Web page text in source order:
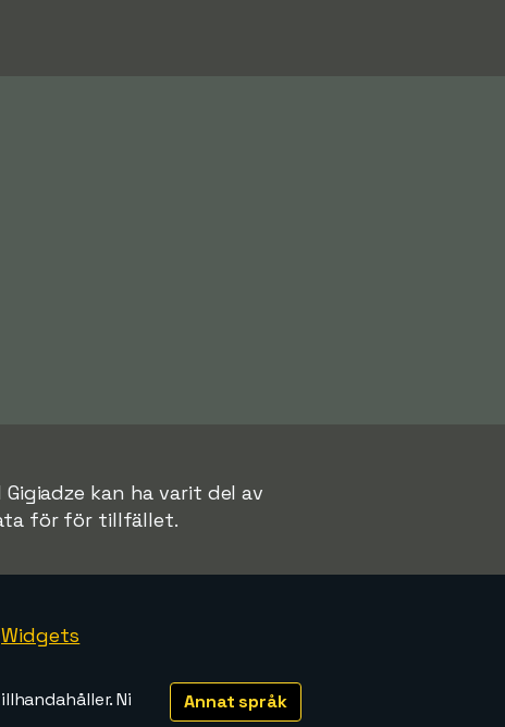
kan ha varit del av
för för tillfället.
Widgets
Annat språk
Ni